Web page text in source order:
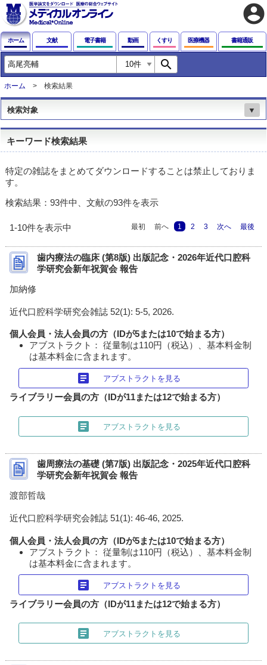
account_circle
ホーム 文献 電子書籍 動画 くすり 医療機器 書籍通販
search
ホーム 検索結果
検索対象 ▼
キーワード検索結果
特定の雑誌をまとめてダウンロードすることは禁止しておりま
す。
検索結果：93件中、文献の93件を表示
1-10件を表示中 最初 前へ 1 2 3 次へ 最後
歯内療法の臨床 (第8版) 出版記念・2026年近代口腔科
学研究会新年祝賀会 報告
加納修
近代口腔科学研究会雑誌 52(1): 5-5, 2026.
個人会員・法人会員の方（IDが5または10で始まる方）
アブストラクト： 従量制は110円（税込）、基本料金制
は基本料金に含まれます。
article アブストラクトを見る
ライブラリー会員の方（IDが11または12で始まる方）
article アブストラクトを見る
歯周療法の基礎 (第7版) 出版記念・2025年近代口腔科
学研究会新年祝賀会 報告
渡部哲哉
近代口腔科学研究会雑誌 51(1): 46-46, 2025.
個人会員・法人会員の方（IDが5または10で始まる方）
アブストラクト： 従量制は110円（税込）、基本料金制
は基本料金に含まれます。
article アブストラクトを見る
ライブラリー会員の方（IDが11または12で始まる方）
article アブストラクトを見る